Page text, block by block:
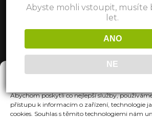
Spravovat Souhlas
Abychom poskytli co nejlepší služby,
přístupu k informacím o zařízení, technologie
cookies. Souhlas s těmito technologiemi nám
Abyste mohli vstoupit, musíte
let.
ANO
NE